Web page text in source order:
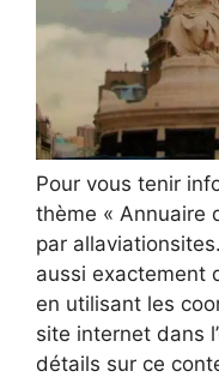
Pour vous tenir
thème « Annuaire
par
aussi exactement
en utilisant les
site internet dans
détails sur ce